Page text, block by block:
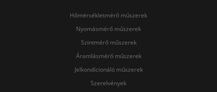
Hőmérsékletmérő műszerek
Nyomásmérő műszerek
Szintmérő műszerek
Áramlásmérő műszerek
Jelkondícionáló műszerek
Szerelvények